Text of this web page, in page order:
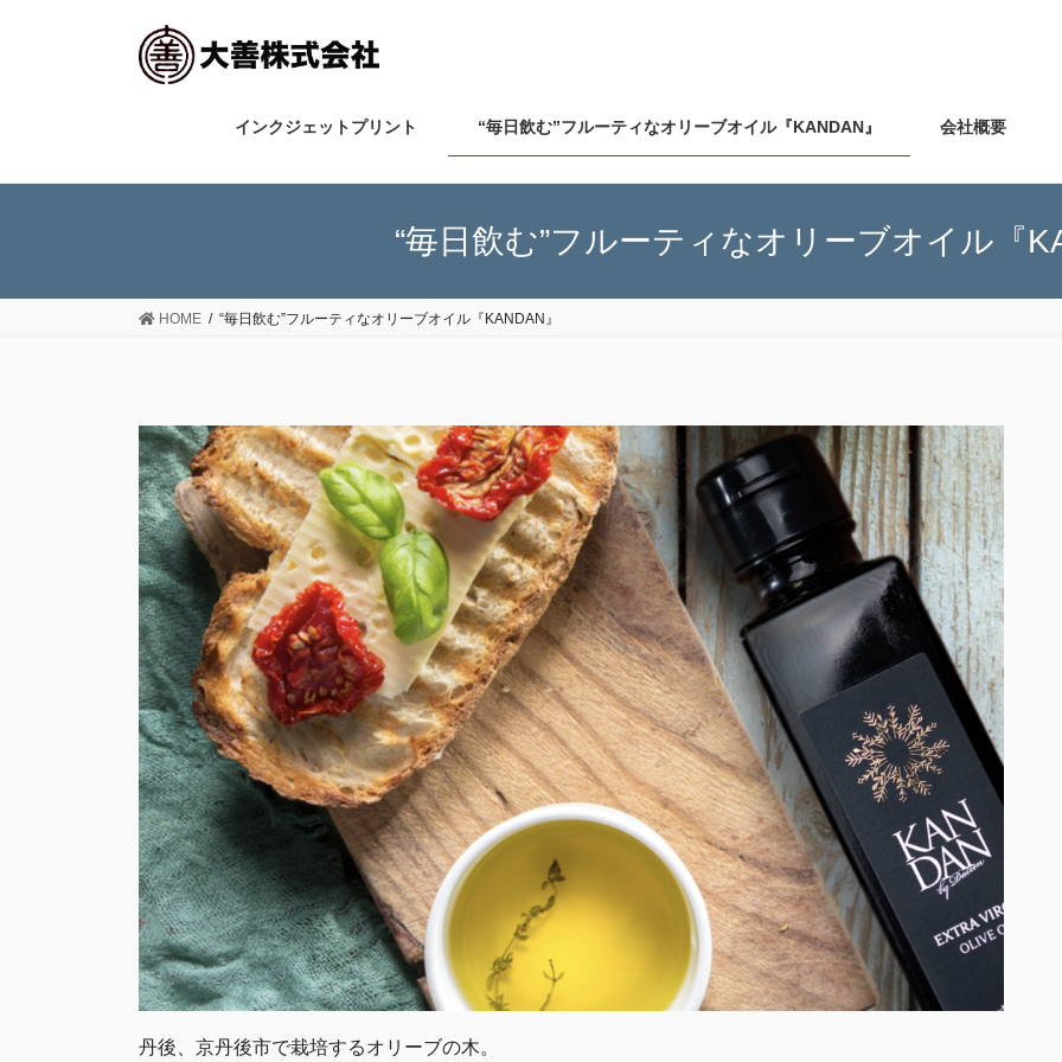
インクジェットプリント “毎日飲む”フルーティなオリーブオイル『KANDAN』 会社概要
“毎日飲む”フルーティなオリーブオイル『
HOME “毎日飲む”フルーティなオリーブオイル『KANDAN』
丹後、京丹後市で栽培するオリーブの木。